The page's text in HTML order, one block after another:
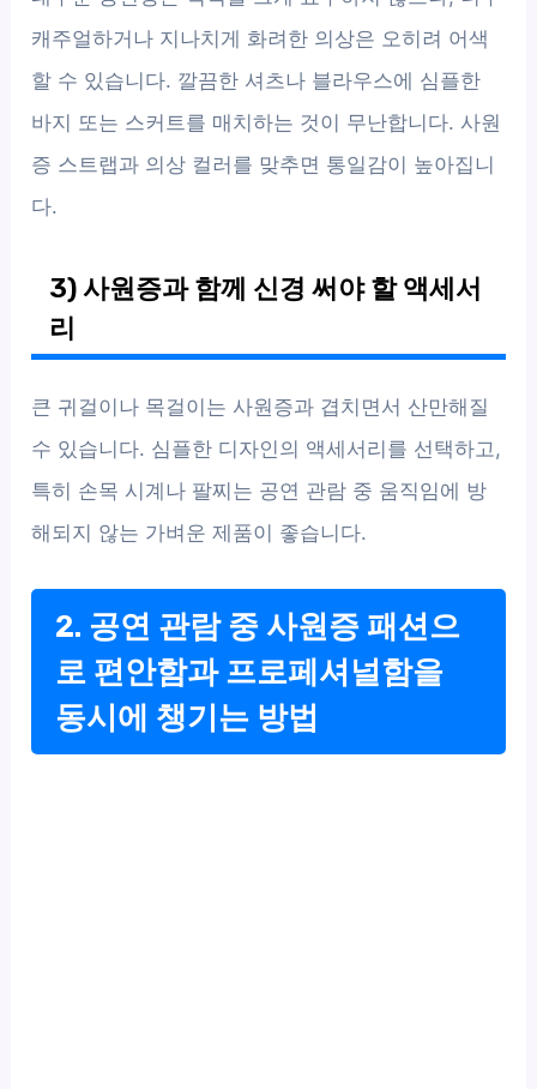
캐주얼하거나 지나치게 화려한 의상은 오히려 어색
할 수 있습니다. 깔끔한 셔츠나 블라우스에 심플한
바지 또는 스커트를 매치하는 것이 무난합니다. 사원
증 스트랩과 의상 컬러를 맞추면 통일감이 높아집니
다.
3) 사원증과 함께 신경 써야 할 액세서
리
큰 귀걸이나 목걸이는 사원증과 겹치면서 산만해질
수 있습니다. 심플한 디자인의 액세서리를 선택하고,
특히 손목 시계나 팔찌는 공연 관람 중 움직임에 방
해되지 않는 가벼운 제품이 좋습니다.
2. 공연 관람 중 사원증 패션으
로 편안함과 프로페셔널함을
동시에 챙기는 방법